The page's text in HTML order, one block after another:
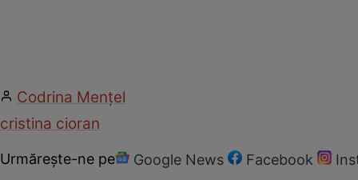
Codrina Mențel
cristina cioran
Urmărește-ne pe Google News Facebook